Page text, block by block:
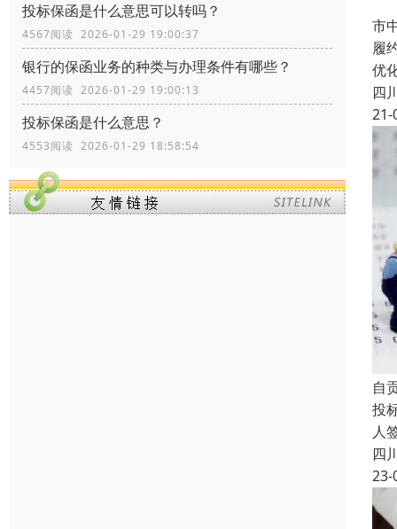
投标保函是什么意思可以转吗？
4567阅读 2026-01-29 19:00:37
银行的保函业务的种类与办理条件有哪些？
4457阅读 2026-01-29 19:00:13
投标保函是什么意思？
4553阅读 2026-01-29 18:58:54
市
履
优
四
21-
自
投
人
四
23-